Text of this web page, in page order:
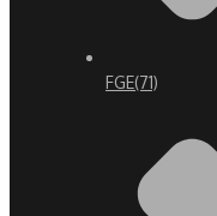
FGE(71)